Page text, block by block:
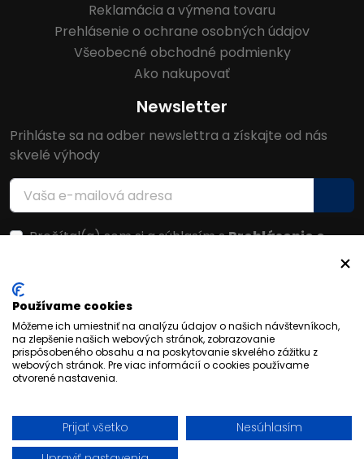
Reklamácia a výmena tovaru
Prehlásenie o ochrane osobných údajov
Všeobecné obchodné podmienky
Ako nakupovať
Newsletter
Prihláste sa na odber newslettra a získajte od nás
skvelé výhody
Prečítal(a) som si a súhlasím sPrehlásenie o
© 2026 FORFANSHOP | Všetky práva vyhradené
Používame cookies
Môžeme ich umiestniť na analýzu údajov o našich návštevníkoch,
na zlepšenie našich webových stránok, zobrazovanie
prispôsobeného obsahu a na poskytovanie skvelého zážitku z
webových stránok. Pre viac informácií o cookies používame
otvorené nastavenia.
Prijať všetko
Nesúhlasím